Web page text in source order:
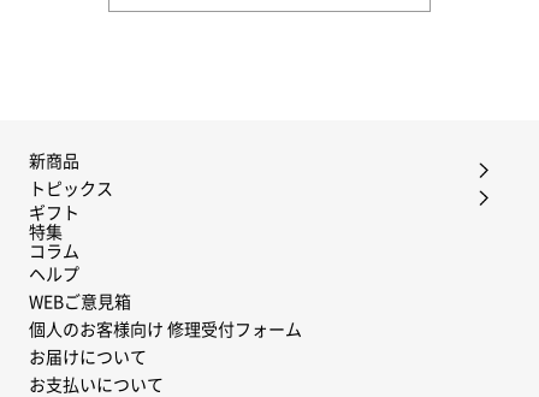
新商品
トピックス
ギフト
特集
コラム
ヘルプ
WEBご意見箱
個人のお客様向け 修理受付フォーム
お届けについて
お支払いについて